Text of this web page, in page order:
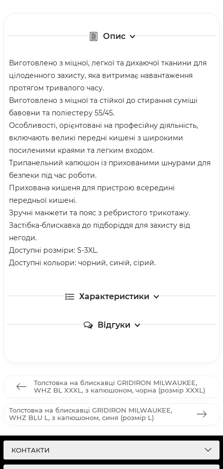
Опис
Виготовлено з міцної, легкої та дихаючої тканини для
цілоденного захисту, яка витримає навантаження
протягом тривалого часу.
Виготовлено з міцної та стійкої до стирання суміші
бавовни та поліестеру 55/45.
Особливості, орієнтовані на професійну діяльність,
включають великі передні кишені з широкими
посиленими краями та легким входом.
Трипанельний капюшон із прихованими шнурами для
безпеки під час роботи.
Прихована кишеня для пристрою всередині
передньої кишені.
Зручні манжети та пояс з ребристого трикотажу.
Застібка-блискавка до підборіддя для захисту від
негоди.
Доступні розміри: S-3XL.
Доступні кольори: чорний, синій, сірий.
Характеристики
Відгуки
Толстовка на блискавці GRIDIRON MILWAUKEE,
WHZ BL XXXL, з капюшоном, чорна (розмір XXXL)
Толстовка на блискавці GRIDIRON MILWAUKEE,
WHZ BLU L, з капюшоном, синя (розмір L)
КОНТАКТИ